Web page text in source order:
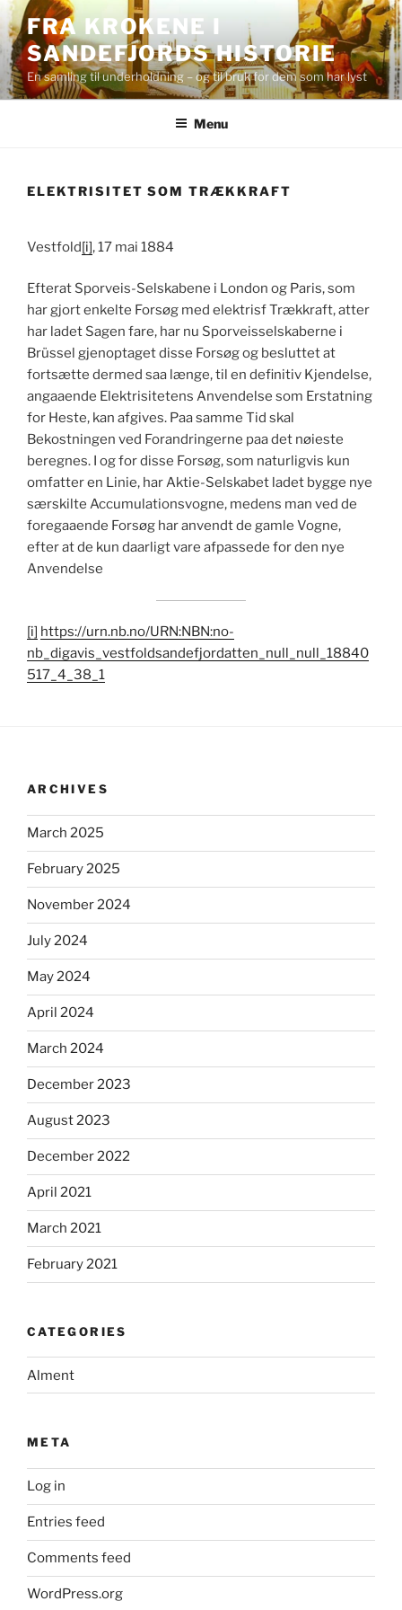
Skip
to
content
FRA KROKENE I
SANDEFJORDS HISTORIE
En samling til underholdning – og til bruk for dem som har lyst
Menu
ELEKTRISITET SOM TRÆKKRAFT
Vestfold[i], 17 mai 1884
Efterat Sporveis-Selskabene i London og Paris, som
har gjort enkelte Forsøg med elektrisf Trækkraft, atter
har ladet Sagen fare, har nu Sporveisselskaberne i
Brüssel gjenoptaget disse Forsøg og besluttet at
fortsætte dermed saa længe, til en definitiv Kjendelse,
angaaende Elektrisitetens Anvendelse som Erstatning
for Heste, kan afgives. Paa samme Tid skal
Bekostningen ved Forandringerne paa det nøieste
beregnes. I og for disse Forsøg, som naturligvis kun
omfatter en Linie, har Aktie-Selskabet ladet bygge nye
særskilte Accumulationsvogne, medens man ved de
foregaaende Forsøg har anvendt de gamle Vogne,
efter at de kun daarligt vare afpassede for den nye
Anvendelse
[i] https://urn.nb.no/URN:NBN:no-
nb_digavis_vestfoldsandefjordatten_null_null_18840
517_4_38_1
ARCHIVES
March 2025
February 2025
November 2024
July 2024
May 2024
April 2024
March 2024
December 2023
August 2023
December 2022
April 2021
March 2021
February 2021
CATEGORIES
Alment
META
Log in
Entries feed
Comments feed
WordPress.org